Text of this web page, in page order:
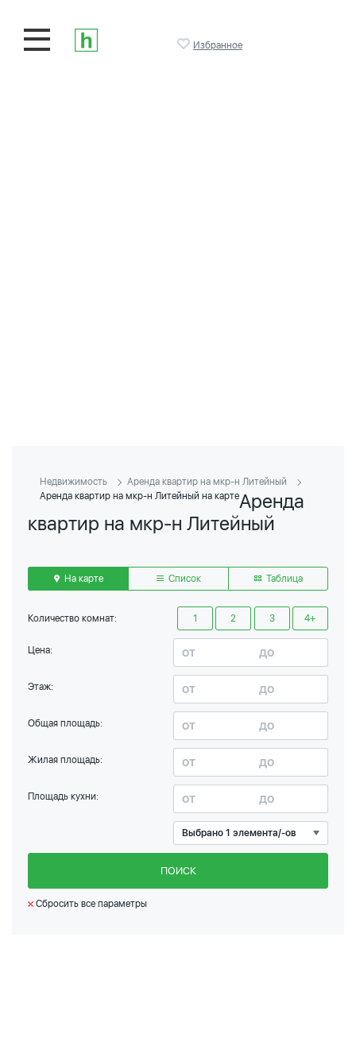
Избранное
Недвижимость
Аренда квартир на мкр-н Литейный
Аренда квартир на мкр-н Литейный на картеАренда
квартир на мкр-н Литейный
На карте Список Таблица
Количество комнат: 1 2 3 4+
Цена:
Этаж:
Общая площадь:
Жилая площадь:
Площадь кухни:
Выбрано 1 элемента/-ов
ПОИСК
Сбросить все параметры